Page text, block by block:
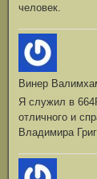
человек.
Винер
Я служил в
отличного и
Владимира